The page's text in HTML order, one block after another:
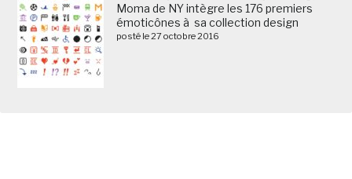
Moma de NY intègre les 176 premiers
émoticônes à sa collection design
posté le 27 octobre 2016